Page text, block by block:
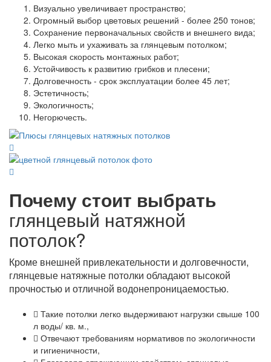
Визуально увеличивает пространство;
Огромный выбор цветовых решений - более 250 тонов;
Сохранение первоначальных свойств и внешнего вида;
Легко мыть и ухаживать за глянцевым потолком;
Высокая скорость монтажных работ;
Устойчивость к развитию грибков и плесени;
Долговечность - срок эксплуатации более 45 лет;
Эстетичность;
Экологичность;
Негорючесть.
Почему стоит выбрать
глянцевый натяжной
потолок?
Кроме внешней привлекательности и долговечности,
глянцевые натяжные потолки обладают высокой
прочностью и отличной водонепроницаемостью.
Такие потолки легко выдерживают нагрузки свыше 100
л воды/ кв. м.,
Отвечают требованиям нормативов по экологичности
и гигиеничности,